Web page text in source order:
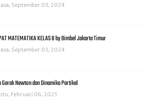
September 03, 2024
MATEMATIKA KELAS 8 by Bimbel Jakarta Timur
September 03, 2024
Gerak Newton dan Dinamika Partikel
Februari 06, 2021